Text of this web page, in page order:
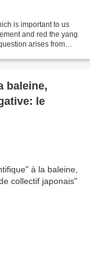
is important to us
and red the yang
arises from
baleine,
le